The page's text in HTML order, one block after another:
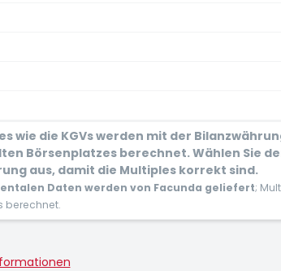
wie die KGVs werden mit der
Börsenplatzes berechnet. Wählen Sie
aus, damit die Multiples korrekt sind.
Daten werden von Facunda geliefert;
berechnet.